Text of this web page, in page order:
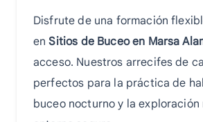
Disfrute de una formación
enSitios de Buceo en Marsa
acceso. Nuestros arrecifes de
perfectos para la práctica de
buceo nocturno y la exploración